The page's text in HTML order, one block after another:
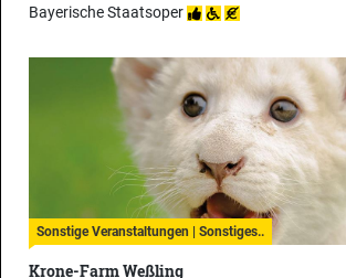
Bayerische Staatsoper
Sonstige Veranstaltungen | Sonstiges..
Krone-Farm Weßling